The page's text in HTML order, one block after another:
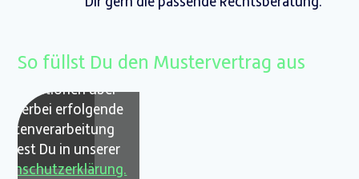
So füllst Du den Mustervertrag aus
YouTube Video.
über
hierbei erfolgende
Du in unserer